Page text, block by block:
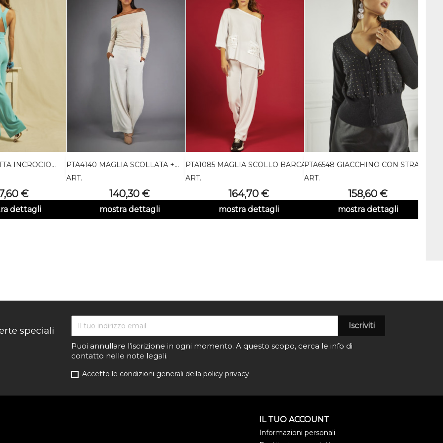
INCROCIO...
€
dettagli
PTA4140 MAGLIA SCOLLATA +...
ART.
Prezzo
140,30 €
mostra dettagli
Anteprima
PTA1085 MAGLIA SCOLLO BARCA...
ART.
Prezzo
164,70 €
mostra dettagli
Anteprima
PTA6548 GIACCHINO CON STRASS
ART.
Prezzo
158,60 €
mostra dettagli
Anteprima
speciali
Puoi annullare l'iscrizione in ogni momento. A questo scopo, cerca le info di
contatto nelle note legali.
Accetto le condizioni generali della policy privacy
IL TUO ACCOUNT
Informazioni personali